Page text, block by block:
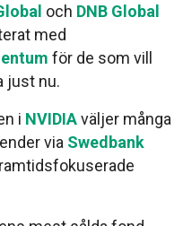
och DNB Global
med
för de som vill
just nu.
i NVIDIAväljer många
via Swedbank